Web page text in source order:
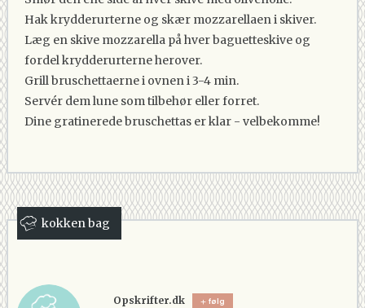
Hak krydderurterne og skær mozzarellaen i skiver.
Læg en skive mozzarella på hver baguetteskive og
fordel krydderurterne herover.
Grill bruschettaerne i ovnen i 3-4 min.
Servér dem lune som tilbehør eller forret.
Dine gratinerede bruschettas er klar - velbekomme!
kokken bag
Opskrifter.dk følg